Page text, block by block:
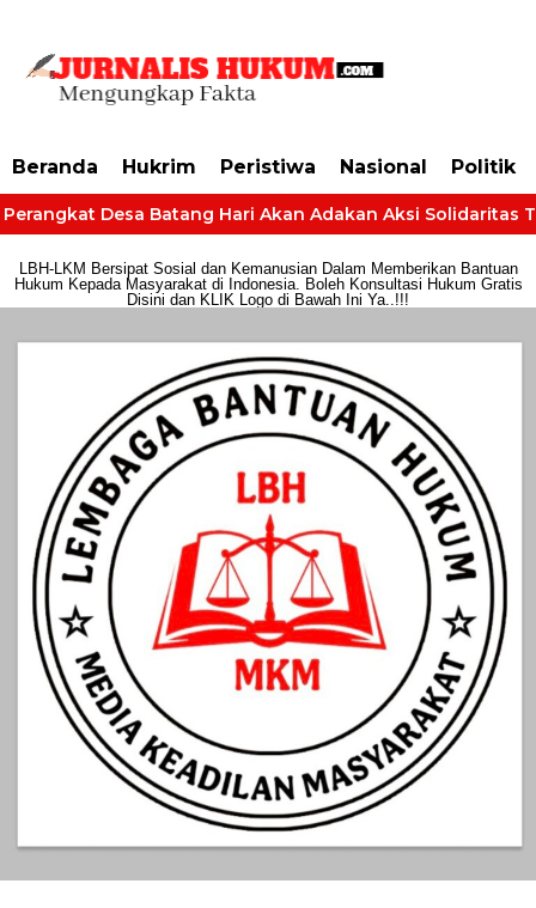
Beranda Hukrim Peristiwa Nasional Politik
Desa Batang Hari Akan Adakan Aksi Solidaritas
LBH-LKM Bersipat Sosial dan Kemanusian Dalam Memberikan Bantuan
Hukum Kepada Masyarakat di Indonesia. Boleh Konsultasi Hukum Gratis
Disini dan KLIK Logo di Bawah Ini Ya..!!!